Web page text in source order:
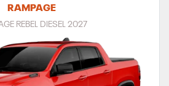
RAMPAGE
REBEL DIESEL 2027